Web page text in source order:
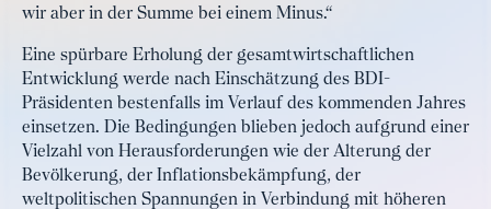
wir aber in der Summe bei einem Minus.“
Eine spürbare Erholung der gesamtwirtschaftlichen
Entwicklung werde nach Einschätzung des BDI-
Präsidenten bestenfalls im Verlauf des kommenden Jahres
einsetzen. Die Bedingungen blieben jedoch aufgrund einer
Vielzahl von Herausforderungen wie der Alterung der
Bevölkerung, der Inflationsbekämpfung, der
weltpolitischen Spannungen in Verbindung mit höheren